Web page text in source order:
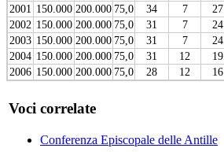
2001 150.000 200.000 75,0 34 7 27
2002 150.000 200.000 75,0 31 7 24
2003 150.000 200.000 75,0 31 7 24
2004 150.000 200.000 75,0 31 12 19
2006 150.000 200.000 75,0 28 12 16
Voci correlate
Conferenza Episcopale delle Antille